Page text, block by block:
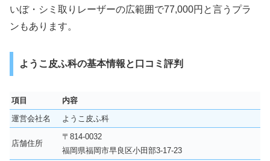
いぼ・シミ取りレーザーの広範囲で77,000円と言うプラ
ンもあります。
ようこ皮ふ科の基本情報と口コミ評判
項目
内容
運営会社名
ようこ皮ふ科
店舗住所
〒814-0032
福岡県福岡市早良区小田部3-17-23